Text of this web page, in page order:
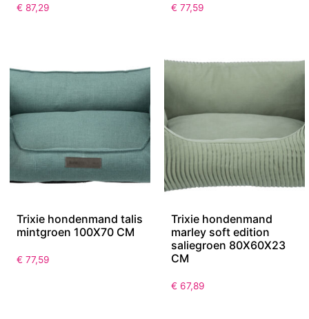
€ 87,29 € 77,59
Trixie hondenmand talis
mintgroen 100X70 CM
€ 77,59
Trixie hondenmand
marley soft edition
saliegroen 80X60X23
CM
€ 67,89